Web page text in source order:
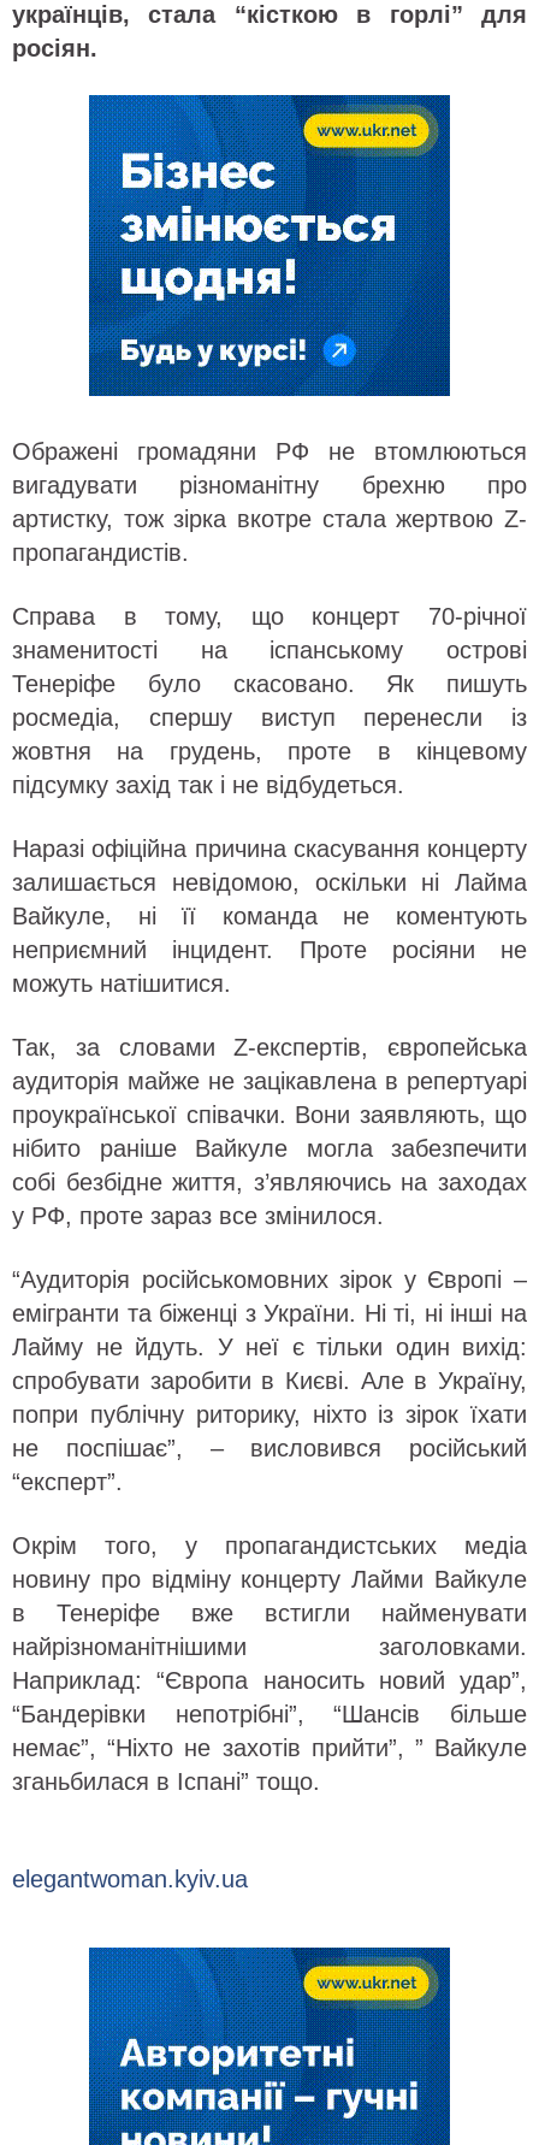
українців, стала “кісткою в горлі” для
росіян.
Ображені громадяни РФ не втомлюються
вигадувати різноманітну брехню про
артистку, тож зірка вкотре стала жертвою Z-
пропагандистів.
Справа в тому, що концерт 70-річної
знаменитості на іспанському острові
Тенеріфе було скасовано. Як пишуть
росмедіа, спершу виступ перенесли із
жовтня на грудень, проте в кінцевому
підсумку захід так і не відбудеться.
Наразі офіційна причина скасування концерту
залишається невідомою, оскільки ні Лайма
Вайкуле, ні її команда не коментують
неприємний інцидент. Проте росіяни не
можуть натішитися.
Так, за словами Z-експертів, європейська
аудиторія майже не зацікавлена в репертуарі
проукраїнської співачки. Вони заявляють, що
нібито раніше Вайкуле могла забезпечити
собі безбідне життя, з’являючись на заходах
у РФ, проте зараз все змінилося.
“Аудиторія російськомовних зірок у Європі –
емігранти та біженці з України. Ні ті, ні інші на
Лайму не йдуть. У неї є тільки один вихід:
спробувати заробити в Києві. Але в Україну,
попри публічну риторику, ніхто із зірок їхати
не поспішає”, – висловився російський
“експерт”.
Окрім того, у пропагандистських медіа
новину про відміну концерту Лайми Вайкуле
в Тенеріфе вже встигли найменувати
найрізноманітнішими заголовками.
Наприклад: “Європа наносить новий удар”,
“Бандерівки непотрібні”, “Шансів більше
немає”, “Ніхто не захотів прийти”, ” Вайкуле
зганьбилася в Іспані” тощо.
elegantwoman.kyiv.ua